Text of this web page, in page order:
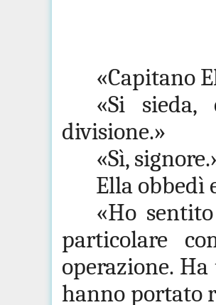
«Capitano
«Si
divisione.»
«Sì,
Ella obbedì
«Ho
particolare
operazione.
hanno portato